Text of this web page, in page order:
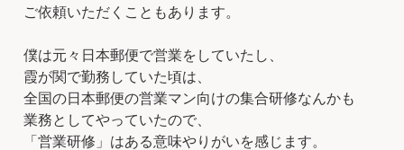
ご依頼いただくこともあります。
僕は元々日本郵便で営業をしていたし、
霞が関で勤務していた頃は、
全国の日本郵便の営業マン向けの集合研修なんかも
業務としてやっていたので、
「営業研修」はある意味やりがいを感じます。